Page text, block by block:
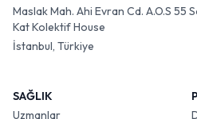
Maslak Mah. Ahi Evran Cd. A.O.S 55
Kat Kolektif House
İstanbul, Türkiye
SAĞLIK
Uzmanlar